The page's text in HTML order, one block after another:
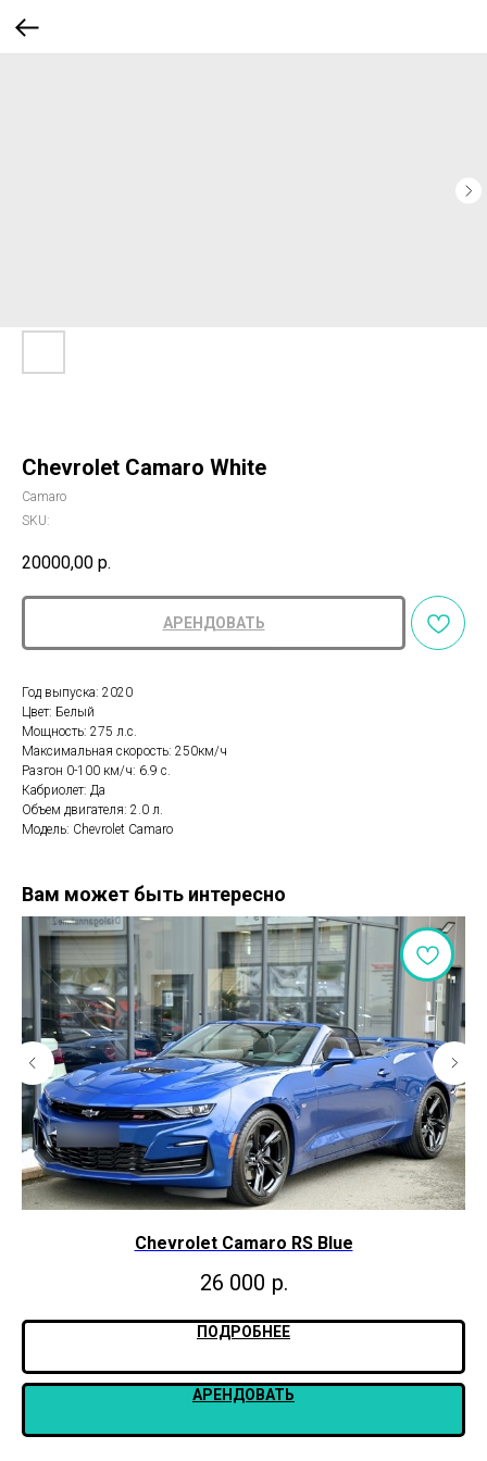
Chevrolet Camaro White
Camaro
SKU:
20000,00 р.
АРЕНДОВАТЬ
Год выпуска: 2020
Цвет: Белый
Мощность: 275 л.с.
Максимальная скорость: 250км/ч
Разгон 0-100 км/ч: 6.9 с.
Кабриолет: Да
Объем двигателя: 2.0 л.
Модель: Chevrolet Camaro
Вам может быть интересно
Chevrolet Camaro RS Blue
26 000 р.
ПОДРОБНЕЕ
АРЕНДОВАТЬ